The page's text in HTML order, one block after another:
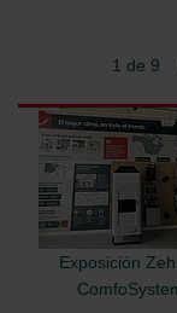
2 de 9
Exposición